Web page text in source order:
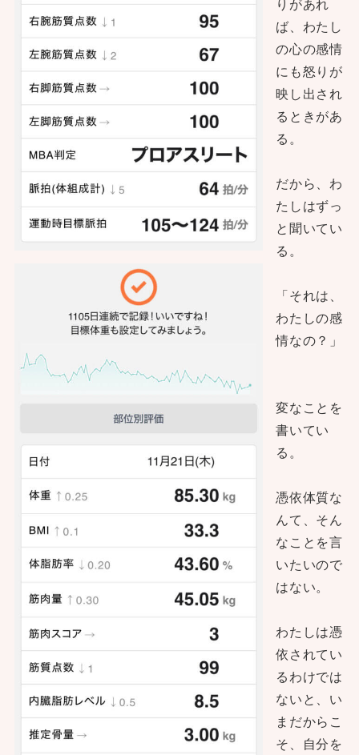
ば、わたし
の心の感情
にも怒りが
映し出され
るときがあ
る。
だから、わ
たしはずっ
と聞いてい
る。
「それは、
わたしの感
情なの？」
変なことを
書いてい
る。
憑依体質な
んて、そん
なことを言
いたいので
はない。
わたしは憑
依されてい
るわけでは
ないと、い
まだからこ
そ、自分を